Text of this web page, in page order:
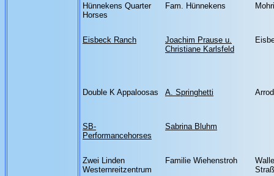
Hünnekens Quarter
Horses
Fam. Hünnekens
Eisbeck Ranch
Joachim Prause u.
Christiane Karlsfeld
Double K Appaloosas A. Springhetti
SB-
Performancehorses
Sabrina Bluhm
Zwei Linden
Westernreitzentrum
Familie Wiehenstroh